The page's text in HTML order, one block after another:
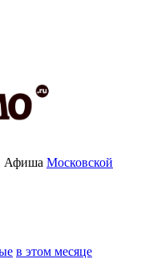
Афиша Московской
в этом месяце